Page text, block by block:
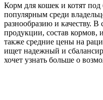
Корм для кошек и котят под
популярным среди
разнообразию и качеству. В
продукции, состав кормов,
также средние цены на
ищет надежный и
хочет узнать больше о